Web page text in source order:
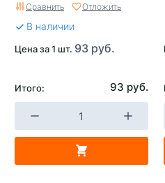
Сравнить Отложить
В наличии
Цена за 1 шт. 93 руб.
Итого: 93 руб.